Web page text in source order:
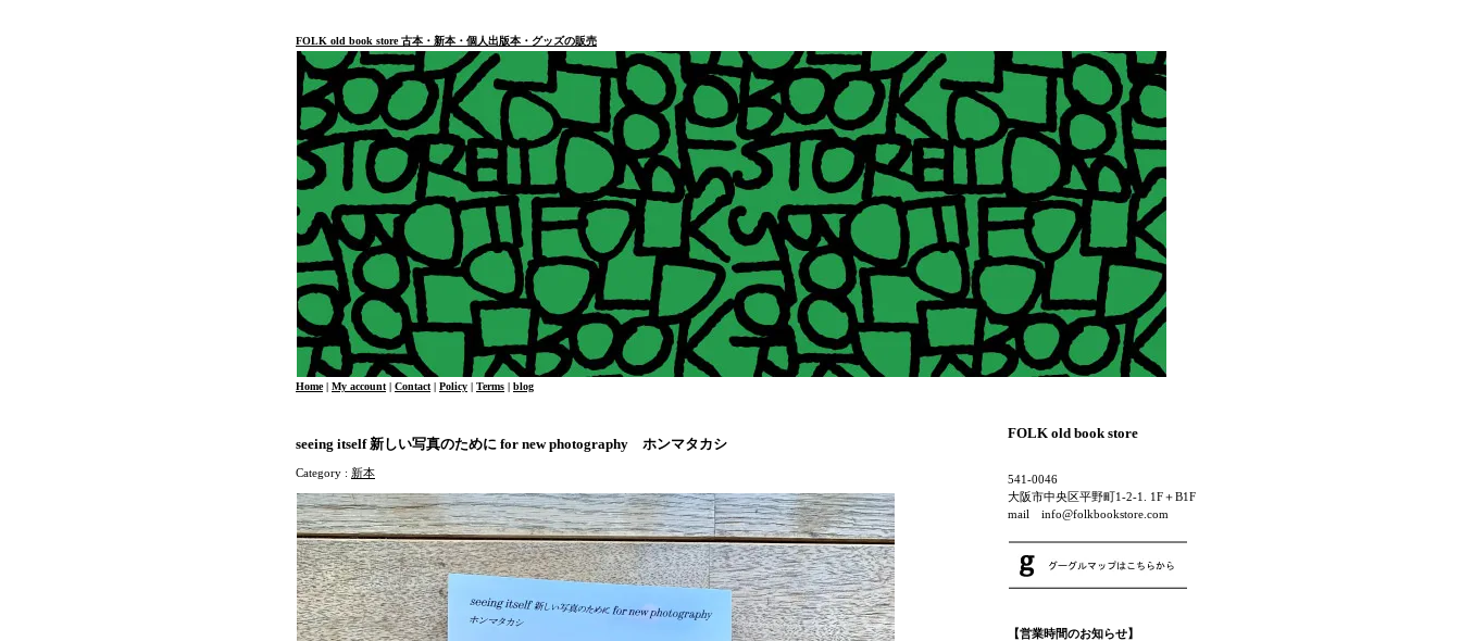
FOLK old book store 古本・新本・個人出版本・グッズの販売
Home| My account | Contact | Policy | Terms | blog
seeing itself 新しい写真のために for new photography ホンマタカシ
Category : 新本
FOLK old book store
541-0046
大阪市中央区平野町1-2-1. 1F＋B1F
mail info@folkbookstore.com
【営業時間のお知らせ】